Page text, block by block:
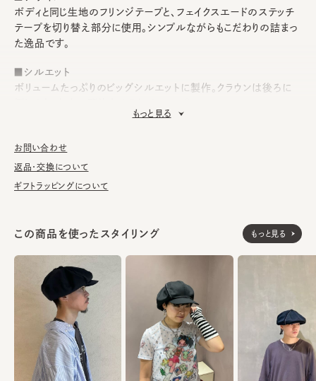
ボディと同じ生地のフリンジテープと、フェイクスエードのステッチ
テープを切り替え部分に使用。シンプルながらもこだわりの詰まっ
た逸品です。
■シルエット
ボリュームたっぷりのビッグシルエットに製作。クラウンは後ろに
洗いをかけたウールギャバジン生地をセレクト。程良いハリ感が上
品な雰囲気を醸し出します。
■お手入れ方法
が汚れてしまう前の対策として、汗止めのハットライナーのお勧め
しております。
※サイズ調節スベリ仕様（サイズを小さくする際は、調節テープを
まっすぐ引き出してください。逆向きに引っ張るとスベリを破損する
可能性がございます。）
素材
本体：ウール100%
裏地：綿100%
飾り部分：ポリエステル100%
もっと見る
お問い合わせ
返品・交換について
ギフトラッピングについて
この商品を使ったスタイリング もっと見る